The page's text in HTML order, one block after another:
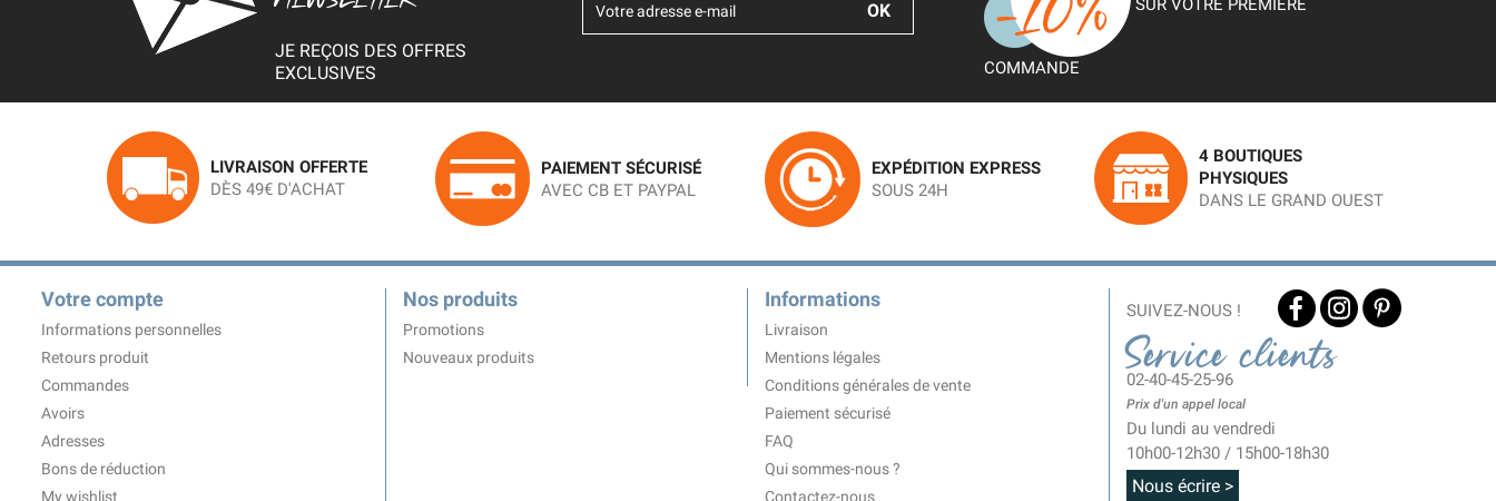
JE REÇOIS DES OFFRES
EXCLUSIVES
SUR VOTRE PREMIÈRE
COMMANDE
LIVRAISON OFFERTE
DÈS 49€ D'ACHAT
PAIEMENT SÉCURISÉ
AVEC CB ET PAYPAL
EXPÉDITION EXPRESS
SOUS 24H
4 BOUTIQUES
PHYSIQUES
DANS LE GRAND OUEST
Votre compte
Informations personnelles
Retours produit
Commandes
Avoirs
Adresses
Bons de réduction
My wishlist
Nos produits
Promotions
Nouveaux produits
Informations
Livraison
Mentions légales
Conditions générales de vente
Paiement sécurisé
FAQ
Qui sommes-nous ?
Contactez-nous
SUIVEZ-NOUS !
Service clients
02-40-45-25-96
Prix d'un appel local
Du lundi au vendredi
10h00-12h30 / 15h00-18h30
Nous écrire >